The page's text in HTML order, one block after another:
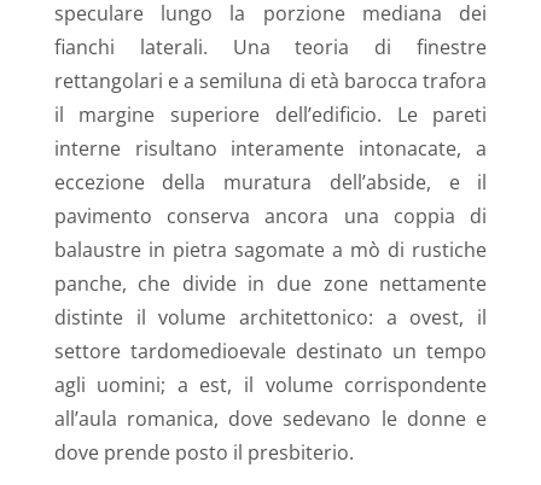
speculare lungo la porzione mediana dei
fianchi laterali. Una teoria di finestre
rettangolari e a semiluna di età barocca trafora
il margine superiore dell’edificio. Le pareti
interne risultano interamente intonacate, a
eccezione della muratura dell’abside, e il
pavimento conserva ancora una coppia di
balaustre in pietra sagomate a mò di rustiche
panche, che divide in due zone nettamente
distinte il volume architettonico: a ovest, il
settore tardomedioevale destinato un tempo
agli uomini; a est, il volume corrispondente
all’aula romanica, dove sedevano le donne e
dove prende posto il presbiterio.